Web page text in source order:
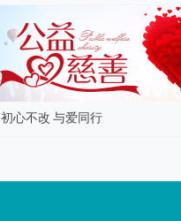
初心不改 与爱同行